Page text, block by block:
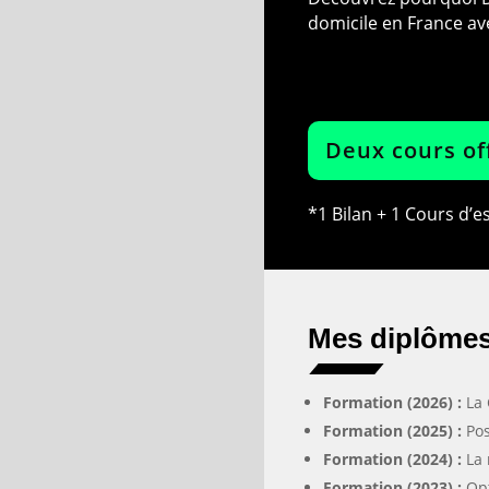
domicile en France
Deux cours
*1 Bilan + 1 Cours
Mes
Formation (2026) : La
Formation (2025) :
Formation (2024) :